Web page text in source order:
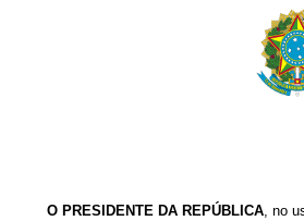
O PRESIDENTE DA REPÚBLICA, no